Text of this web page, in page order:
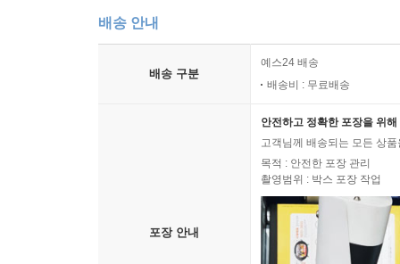
배송 안내
배송 구분
예스24 배송
배송비 : 무료배송
포장 안내
안전하고 정확한 포장을 위
고객님께 배송되는 모든 상
목적 : 안전한 포장 관리
촬영범위 : 박스 포장 작업